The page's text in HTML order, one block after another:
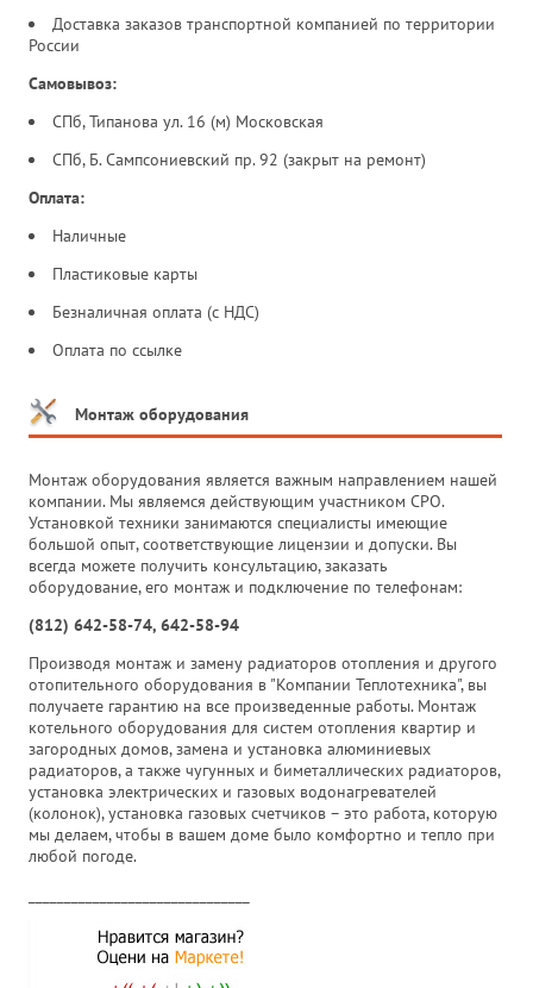
Доставка заказов транспортной компанией по территории
России
Самовывоз:
СПб, Типанова ул. 16 (м) Московская
СПб, Б. Сампсониевский пр. 92 (закрыт на ремонт)
Оплата:
Наличные
Пластиковые карты
Безналичная оплата (с НДС)
Оплата по ссылке
Монтаж оборудования
Монтаж оборудования является важным направлением нашей
компании. Мы являемся действующим участником СРО.
Установкой техники занимаются специалисты имеющие
большой опыт, соответствующие лицензии и допуски. Вы
всегда можете получить консультацию, заказать
оборудование, его монтаж и подключение по телефонам:
(812) 642-58-74, 642-58-94
Производя монтаж и замену радиаторов отопления и другого
отопительного оборудования в "Компании Теплотехника", вы
получаете гарантию на все произведенные работы. Монтаж
котельного оборудования для систем отопления квартир и
загородных домов, замена и установка алюминиевых
радиаторов, а также чугунных и биметаллических радиаторов,
установка электрических и газовых водонагревателей
(колонок), установка газовых счетчиков – это работа, которую
мы делаем, чтобы в вашем доме было комфортно и тепло при
любой погоде.